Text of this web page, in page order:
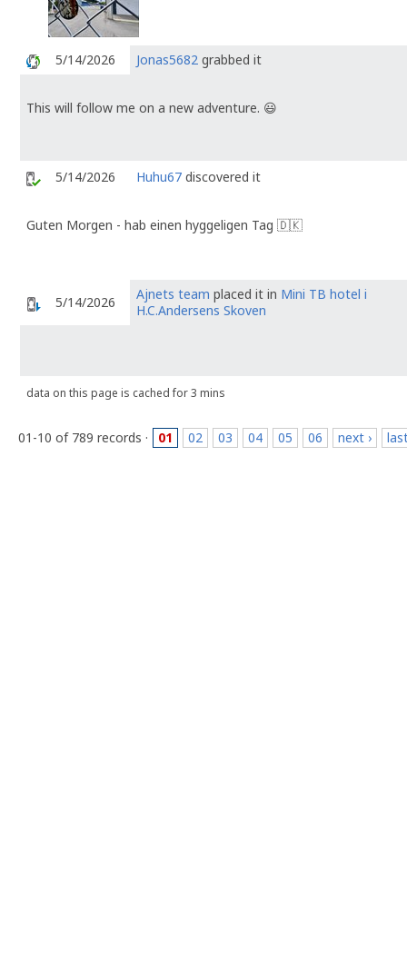
5/14/2026 Jonas5682 grabbed it
This will follow me on a new adventure. 😃
5/14/2026 Huhu67 discovered it
Guten Morgen - hab einen hyggeligen Tag 🇩🇰
5/14/2026 Ajnets team placed it in Mini TB hotel i
H.C.Andersens Skoven
data on this page is cached for 3 mins
01-10 of 789 records · 01 02 03 04 05 06 next ›